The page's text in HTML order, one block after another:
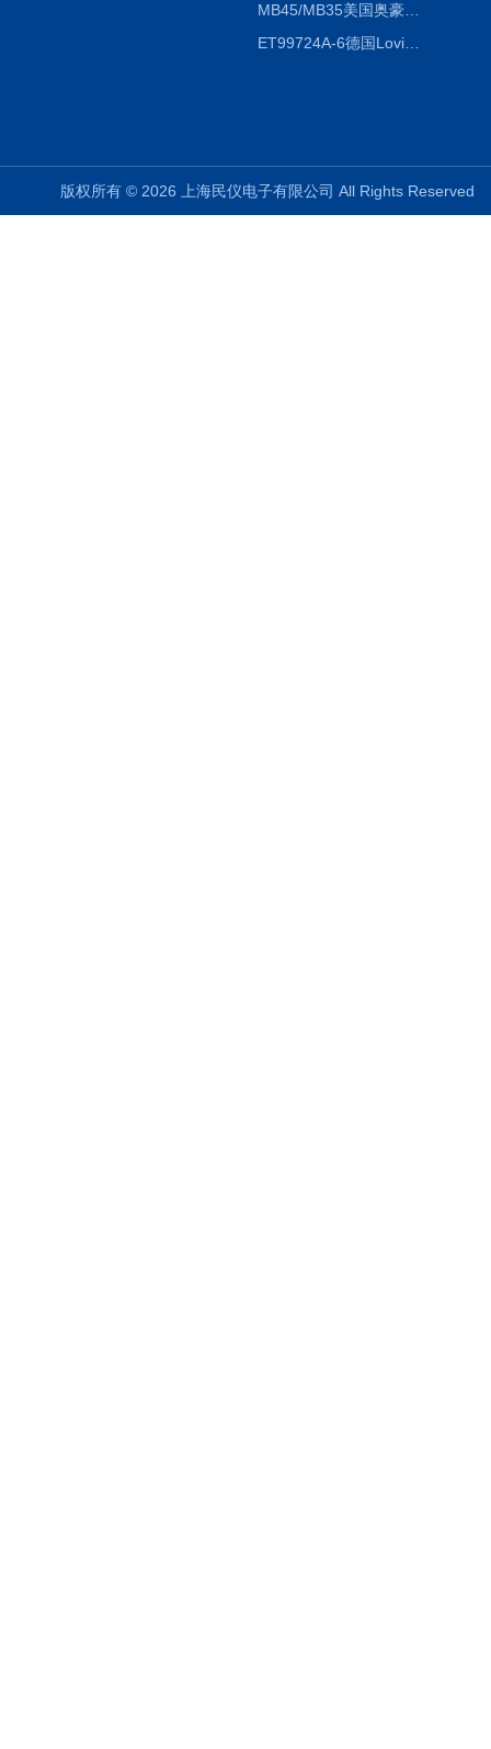
MB45/MB35美国奥豪斯OHAUS MB45/MB35卤素红外水分测定仪
ET99724A-6德国Lovibond ET99724A-6微电脑BOD测定仪
版权所有 © 2026 上海民仪电子有限公司 All Rights